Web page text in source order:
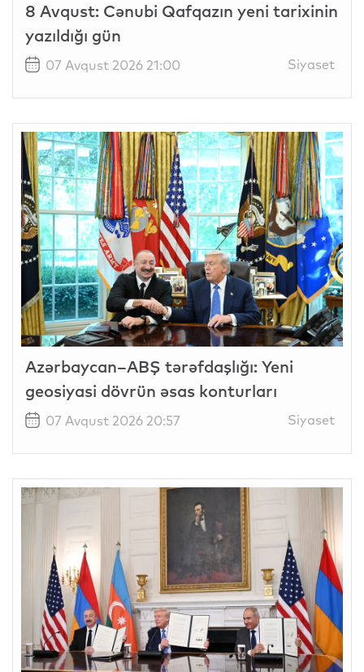
8 Avqust: Cənubi Qafqazın yeni tarixinin
yazıldığı gün
07 Avqust 2026 21:00 Siyaset
Azərbaycan–ABŞ tərəfdaşlığı: Yeni
geosiyasi dövrün əsas konturları
07 Avqust 2026 20:57 Siyaset